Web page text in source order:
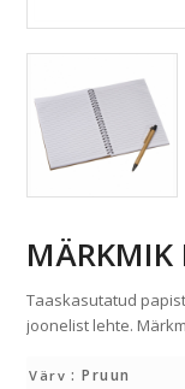
MÄRKMIK
Taaskasutatud
joonelist lehte.
Värv : Pruun